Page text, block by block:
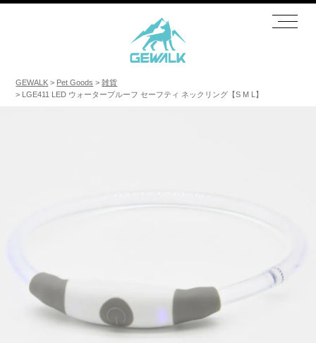
GEWALK Pet Goods
雑貨
LGE411 LED ウォータープルーフ セーフティ ネックリング【S M L】